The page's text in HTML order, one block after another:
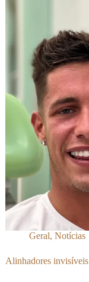
Geral,Notícias
Alinhadores invisíveis